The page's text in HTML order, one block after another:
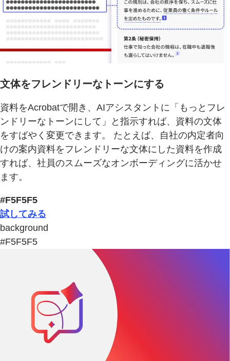
文体をフレンドリーなトーンにする
資料をAcrobatで開き、AIアシスタントに「もっとフレ
ンドリーなトーンにして」と指示すれば、資料の文体
をすばやく変更できます。 たとえば、自社の内定者向
けの案内資料をフレンドリーな文体にした資料を作成
すれば、社員のスムーズなオンボーディングに活かせ
ます。
#F5F5F5
試してみる
background
#F5F5F5